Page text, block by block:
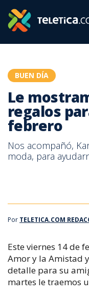
BUEN DÍA
Le
regalos
febrero
Nos acompañó,
moda, para
Por TELETICA.COM
Este viernes 14 de
Amor y la Amistad
detalle para su
martes le traemos